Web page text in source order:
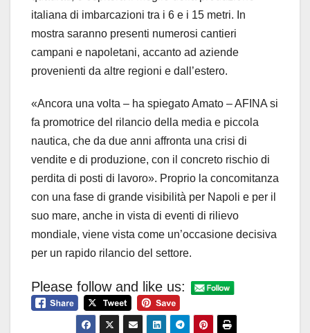
italiana di imbarcazioni tra i 6 e i 15 metri. In
mostra saranno presenti numerosi cantieri
campani e napoletani, accanto ad aziende
provenienti da altre regioni e dall’estero.
«Ancora una volta – ha spiegato Amato – AFINA si
fa promotrice del rilancio della media e piccola
nautica, che da due anni affronta una crisi di
vendite e di produzione, con il concreto rischio di
perdita di posti di lavoro». Proprio la concomitanza
con una fase di grande visibilità per Napoli e per il
suo mare, anche in vista di eventi di rilievo
mondiale, viene vista come un’occasione decisiva
per un rapido rilancio del settore.
Please follow and like us: